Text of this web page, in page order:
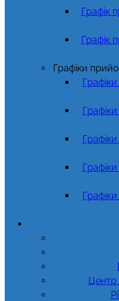
Графік
Графік
Графіки
Центр